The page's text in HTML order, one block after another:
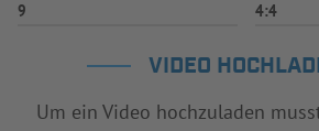
9 4:4
VIDEO
Um ein Video hochzuladen